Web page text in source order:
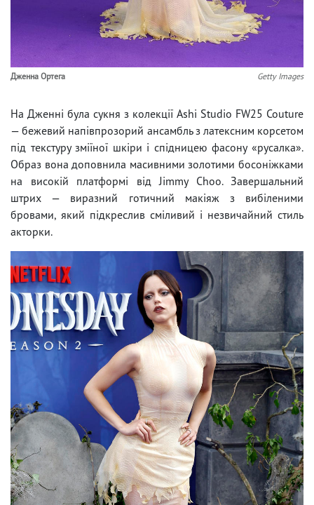
Дженна Ортега Getty Images
На Дженні була сукня з колекції Ashi Studio FW25 Couture
— бежевий напівпрозорий ансамбль з латексним корсетом
під текстуру зміїної шкіри і спідницею фасону «русалка».
Образ вона доповнила масивними золотими босоніжками
на високій платформі від Jimmy Choo. Завершальний
штрих — виразний готичний макіяж з вибіленими
бровами, який підкреслив сміливий і незвичайний стиль
акторки.